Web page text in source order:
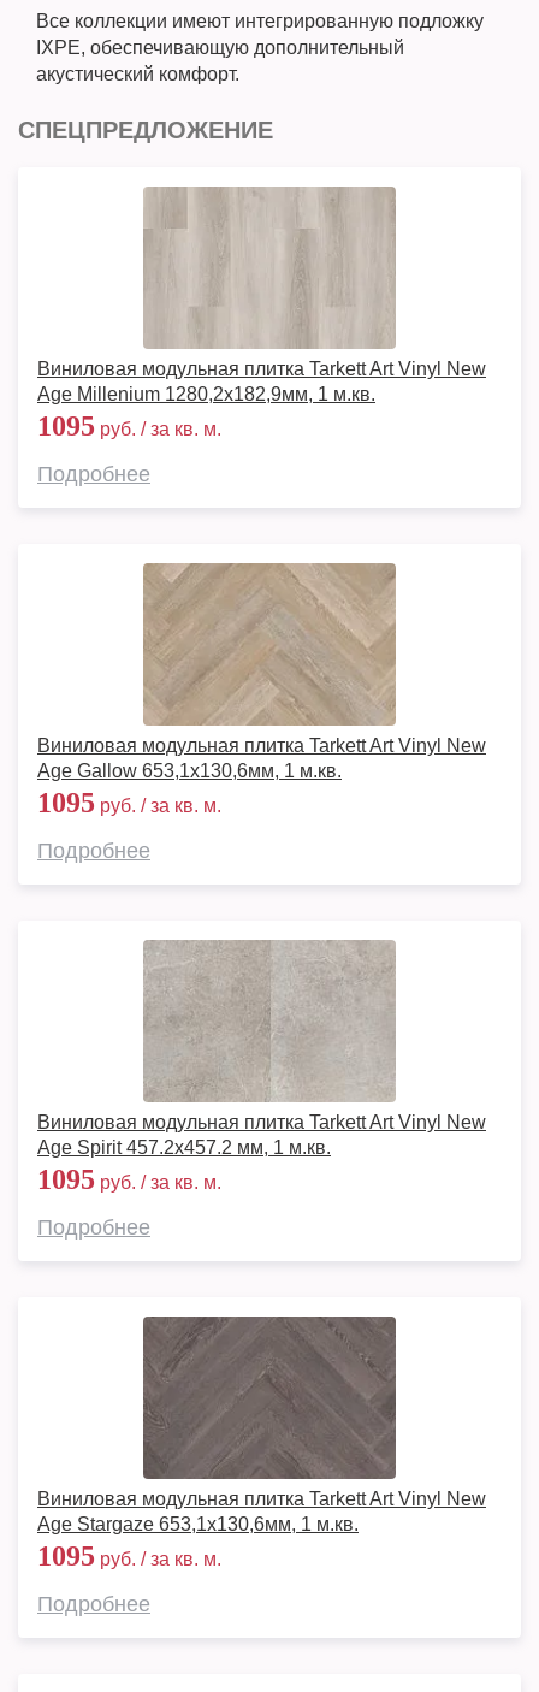
Все коллекции имеют интегрированную подложку
IXPE, обеспечивающую дополнительный
акустический комфорт.
СПЕЦПРЕДЛОЖЕНИЕ
Виниловая модульная плитка Tarkett Art Vinyl New
Age Millenium 1280,2х182,9мм, 1 м.кв.
1095 руб. / за кв. м.
Подробнее
Виниловая модульная плитка Tarkett Art Vinyl New
Age Gallow 653,1х130,6мм, 1 м.кв.
1095 руб. / за кв. м.
Подробнее
Виниловая модульная плитка Tarkett Art Vinyl New
Age Spirit 457.2x457.2 мм, 1 м.кв.
1095 руб. / за кв. м.
Подробнее
Виниловая модульная плитка Tarkett Art Vinyl New
Age Stargaze 653,1х130,6мм, 1 м.кв.
1095 руб. / за кв. м.
Подробнее